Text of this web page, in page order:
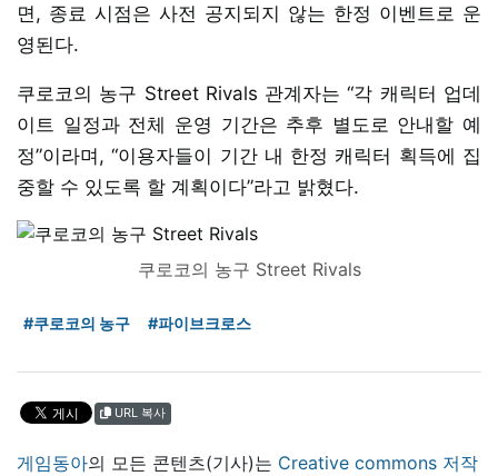
면, 종료 시점은 사전 공지되지 않는 한정 이벤트로 운
영된다.
쿠로코의 농구 Street Rivals 관계자는 “각 캐릭터 업데
이트 일정과 전체 운영 기간은 추후 별도로 안내할 예
정”이라며, “이용자들이 기간 내 한정 캐릭터 획득에 집
중할 수 있도록 할 계획이다”라고 밝혔다.
쿠로코의 농구 Street Rivals
#쿠로코의 농구 #파이브크로스
URL 복사
게임동아의 모든 콘텐츠(기사)는 Creative commons 저작